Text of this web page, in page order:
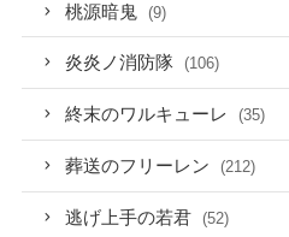
桃源暗鬼 (9)
炎炎ノ消防隊 (106)
終末のワルキューレ (35)
葬送のフリーレン (212)
逃げ上手の若君 (52)